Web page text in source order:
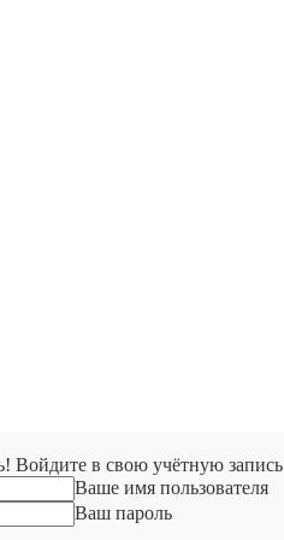
Войдите в свою учётную запись
Ваше имя пользователя
Ваш пароль